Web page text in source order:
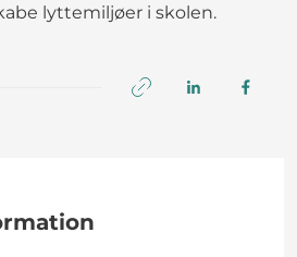
lyttemiljøer i skolen.